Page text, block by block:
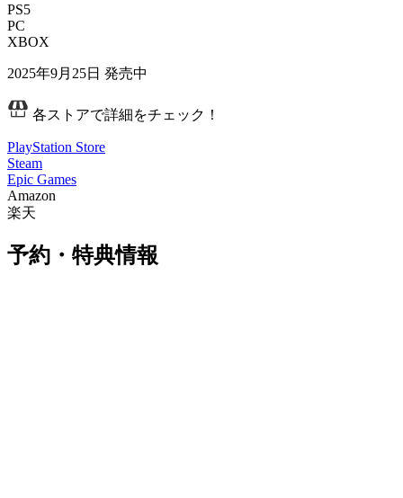
PS5
PC
XBOX
2025年9月25日 発売中
各ストアで詳細をチェック！
PlayStation Store
Steam
Epic Games
Amazon
楽天
予約・特典情報